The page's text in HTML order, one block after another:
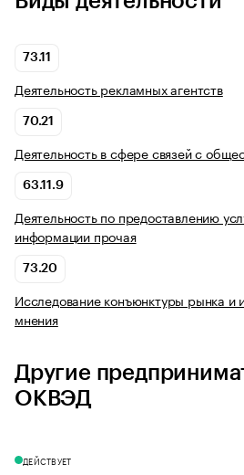
73.11
Деятельность рекламных агентств
70.21
Деятельность в сфере связей с
63.11.9
Деятельность по предоставлению
информации прочая
73.20
Исследование конъюнктуры рынка и
мнения
Другие
ОКВЭД
ДЕЙСТВУЕТ